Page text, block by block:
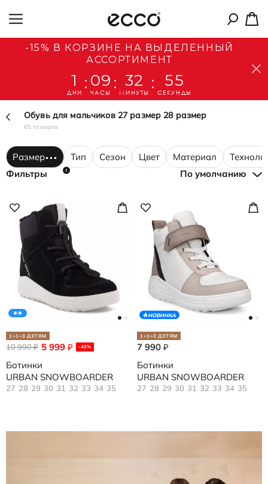
-15% В КОРЗИНЕ НА ВЫДЕЛЕННЫЙ
АССОРТИМЕНТ
1
ДНИ
: 09
ЧАСЫ
: 32
МИНУТЫ
: 53
СЕКУНДЫ
Обувь для мальчиков 27 размер 28 размер
65 товаров
Размер Тип Сезон Цвет Материал
2
Фильтры По умолчанию
1+1=3 ДЕТЯМ
5 999 ₽ -45%
10 990₽
Ботинки
URBAN SNOWBOARDER
27 28 29 30 31 32 33 34 35
НОВИНКА
1+1=3 ДЕТЯМ
7 990 ₽
Ботинки
URBAN SNOWBOARDER
27 28 29 30 31 32 33 34 35